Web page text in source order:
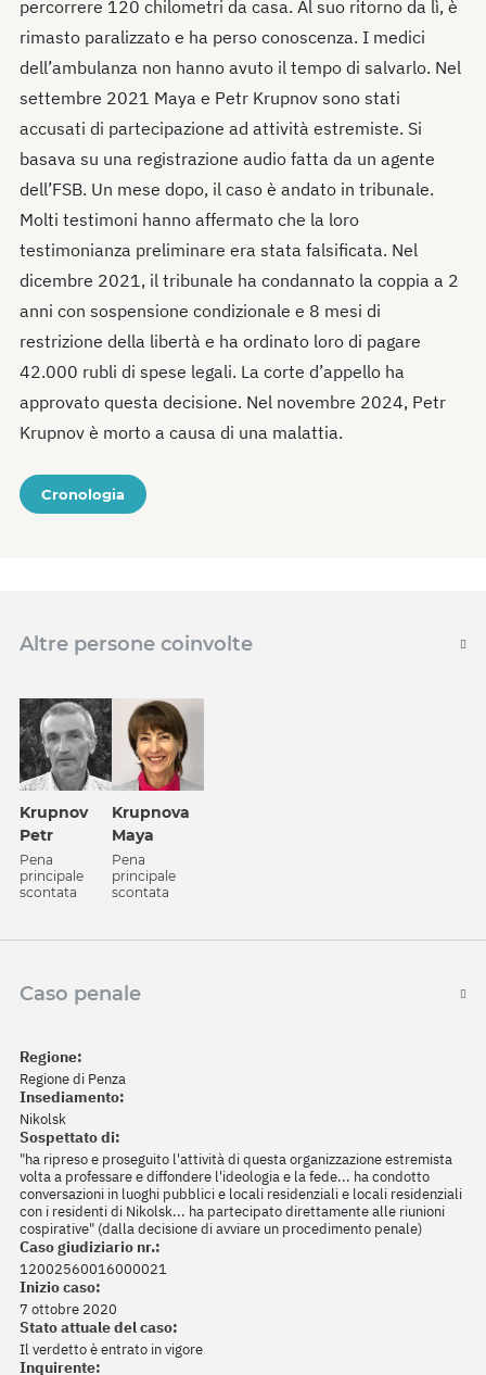
percorrere 120 chilometri da casa. Al suo ritorno da lì, è
rimasto paralizzato e ha perso conoscenza. I medici
dell’ambulanza non hanno avuto il tempo di salvarlo. Nel
settembre 2021 Maya e Petr Krupnov sono stati
accusati di partecipazione ad attività estremiste. Si
basava su una registrazione audio fatta da un agente
dell’FSB. Un mese dopo, il caso è andato in tribunale.
Molti testimoni hanno affermato che la loro
testimonianza preliminare era stata falsificata. Nel
dicembre 2021, il tribunale ha condannato la coppia a 2
anni con sospensione condizionale e 8 mesi di
restrizione della libertà e ha ordinato loro di pagare
42.000 rubli di spese legali. La corte d’appello ha
approvato questa decisione. Nel novembre 2024, Petr
Krupnov è morto a causa di una malattia.
Cronologia
Altre persone coinvolte
Krupnov
Petr
Pena
principale
scontata
Krupnova
Maya
Pena
principale
scontata
Caso penale
Regione:
Regione di Penza
Insediamento:
Nikolsk
Sospettato di:
"ha ripreso e proseguito l'attività di questa organizzazione estremista
volta a professare e diffondere l'ideologia e la fede... ha condotto
conversazioni in luoghi pubblici e locali residenziali e locali residenziali
con i residenti di Nikolsk... ha partecipato direttamente alle riunioni
cospirative" (dalla decisione di avviare un procedimento penale)
Caso giudiziario nr.:
12002560016000021
Inizio caso:
7 ottobre 2020
Stato attuale del caso:
Il verdetto è entrato in vigore
Inquirente: